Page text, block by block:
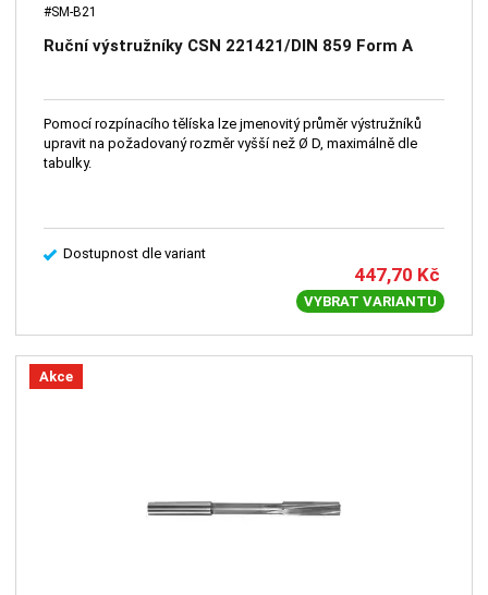
#SM-B21
Ruční výstružníky CSN 221421/DIN 859 Form A
Pomocí rozpínacího tělíska lze jmenovitý průměr výstružníků
upravit na požadovaný rozměr vyšší než Ø D, maximálně dle
tabulky.
Dostupnost dle variant
447,70 Kč
VYBRAT VARIANTU
Akce